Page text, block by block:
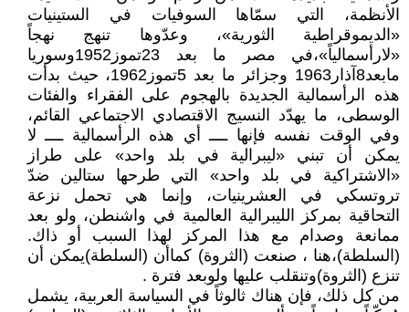
الأنظمة، التي سمّاها السوفيات في الستينيات
«الديموقراطية الثورية»، وعدّوها تنهج نهجاً
«لارأسمالياً»،في مصر ما بعد 23تموز1952وسوريا
مابعد8آذار1963 وجزائر ما بعد 5تموز1962، حيث بدأت
هذه الرأسمالية الجديدة بالهجوم على الفقراء والفئات
الوسطى، ما يهدّد النسيج الاقتصادي الاجتماعي القائم،
وفي الوقت نفسه فإنها ــــ أي هذه الرأسمالية ــــ لا
يمكن أن تبني «ليبرالية في بلد واحد» على طراز
«الاشتراكية في بلد واحد» التي طرحها ستالين ضدّ
تروتسكي في العشرينيات، وإنما هي تحمل نزعة
التحاقية بمركز الليبرالية العالمية في واشنطن، ولو بعد
ممانعة وصدام مع هذا المركز لهذا السبب أو ذاك.
(السلطة)،هنا ، صنعت (الثروة) كماأن (السلطة)يمكن أن
تنزع (الثروة)وتنقلب عليها ولوبعد فترة .
من كل ذلك، فإن هناك ثالوثاً في السياسة العربية، يشمل